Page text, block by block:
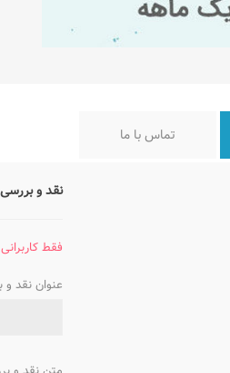
تماس با ما
نقد و
فقط
عنوان نقد و